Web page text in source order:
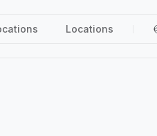
Locations